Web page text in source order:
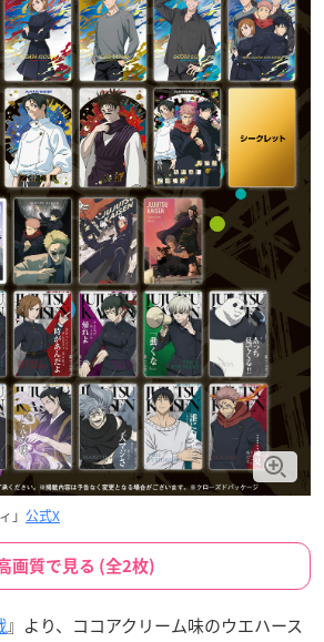
」 公式X
画質で見る (全2枚)
』より、ココアクリーム味のウエハース